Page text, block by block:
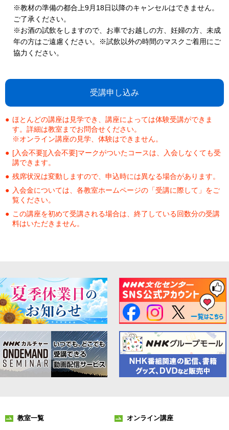
※教材の準備の都合上9月18日以降のキャンセルはできません。
ご了承ください。
※お酒の試飲をしますので、お車でお越しの方、妊婦の方、未成
年の方はご遠慮ください。※試飲以外の時間のマスクご着用にご
協力ください。
受講申し込み
ほとんどの講座は見学でき、講座によっては体験受講ができま
す。詳細は教室までお問合せください。
※オンライン講座の見学、体験はできません。
[入会不要][入会不要]マークがついたコースは、入会しなくても受
講できます。
残席状況は変動しますので、申込時には異なる場合があります。
入会金については、各教室ホームページの「受講に際して」をご
覧ください。
この講座を初めて受講される場合は、終了している回数分の受講
料はいただきません。
教室一覧 オンライン講座